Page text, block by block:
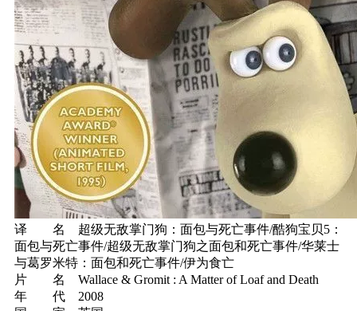
译 名 超级无敌掌门狗：面包与死亡事件/酷狗宝贝5：
面包与死亡事件/超级无敌掌门狗之面包和死亡事件/华莱士
与葛罗米特：面包和死亡事件/伊为食亡
片 名 Wallace & Gromit : A Matter of Loaf and Death
年 代 2008